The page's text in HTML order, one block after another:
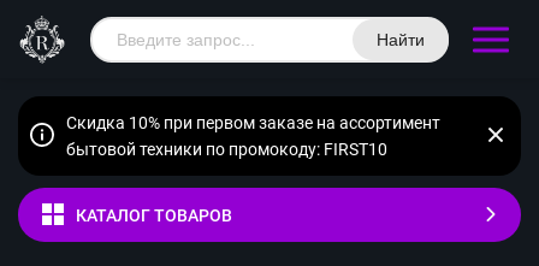
Найти
Скидка 10% при первом заказе на ассортимент
бытовой техники по промокоду: FIRST10
КАТАЛОГ ТОВАРОВ